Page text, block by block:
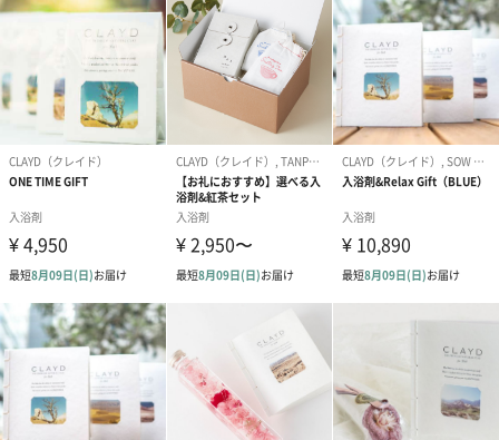
*1 汚れや角質による
*2 汚れの除去
*3、5 温浴効果による
*4 乾燥・ハリ・ツヤ不足 の状態
*6 妊娠初期の妊婦さんは、CLAYDとは関係なく、熱いお風呂に長
時間入ることは避けたほうがよいといわれています。ぬるめのお
湯でゆっくりリラックスすることをおすすめします。
#父親 #母親 #息子 #祖母 #30代
#20代前半 #20代後半 #40代 #10代 #50代 #70代
#80代 #90代 #60代